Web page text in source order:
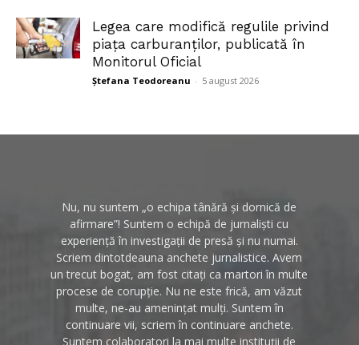
Legea care modifică regulile privind
piața carburanților, publicată în
Monitorul Oficial
Ștefana Teodoreanu - 5 august 2026
Nu, nu suntem „o echipa tânără și dornică de
afirmare”! Suntem o echipă de jurnaliști cu
experiență în investigații de presă și nu numai.
Scriem dintotdeauna anchete jurnalistice. Avem
un trecut bogat, am fost citați ca martori în multe
procese de corupție. Nu ne este frică, am văzut
multe, ne-au amenințat mulți. Suntem în
continuare vii, scriem în continuare anchete.
Suntem colaboratori la mai multe instituții de